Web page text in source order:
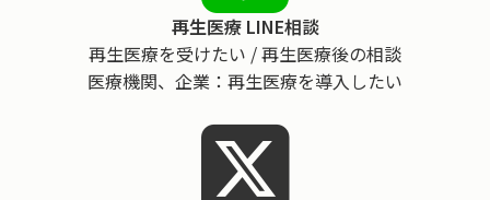
再生医療 LINE相談
再生医療を受けたい / 再生医療後の相談
医療機関、企業：再生医療を導入したい